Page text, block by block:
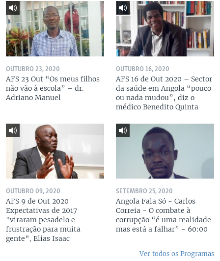
OUTUBRO 23, 2020
AFS 23 Out “Os meus filhos
não vão à escola” – dr.
Adriano Manuel
OUTUBRO 16, 2020
AFS 16 de Out 2020 – Sector
da saúde em Angola “pouco
ou nada mudou”, diz o
médico Benedito Quinta
OUTUBRO 09, 2020
AFS 9 de Out 2020
Expectativas de 2017
"viraram pesadelo e
frustração para muita
gente", Elias Isaac
SETEMBRO 25, 2020
Angola Fala Só - Carlos
Correia - O combate à
corrupção “é uma realidade
mas está a falhar” - 60:00
Ver todos os Programas